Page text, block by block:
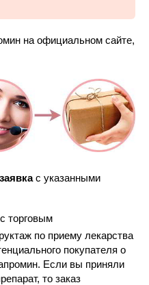
на официальном сайте,
с указанными
торговым
по приему лекарства
покупателя о
Если вы приняли
то заказ